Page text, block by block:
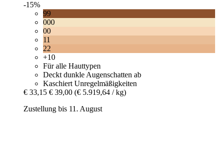
-15%
99
000
00
11
22
+10
Für alle Hauttypen
Deckt dunkle Augenschatten ab
Kaschiert Unregelmäßigkeiten
€ 33,15 € 39,00 (€ 5.919,64 / kg)
Zustellung bis 11. August